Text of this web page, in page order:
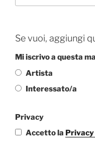
Se vuoi, aggiungi
Mi iscrivo a questa
Artista
Interessato/a
Privacy
Accetto la Privacy